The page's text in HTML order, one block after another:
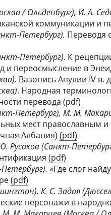
/ Ольденбург), И. А.
коммуникации и
Петербург). Переводя
Петербург). К
и переосмысление в
Вазопись Апулии IV в.
. Народная
перевода (pdf)
Петербург), М. М.
мест православным
Албания) (pdf)
Русаков (Санкт-
(pdf)
«Где слог
(pdf)
К. С. Задоя
персонажи в